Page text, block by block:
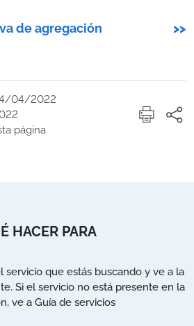
de agregación >>
04/2022
página
HACER PARA
servicio que estás buscando y ve a la
Si el servicio no está presente en la
ve a Guía de servicios